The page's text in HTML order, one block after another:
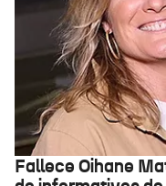
Fallece Oihane